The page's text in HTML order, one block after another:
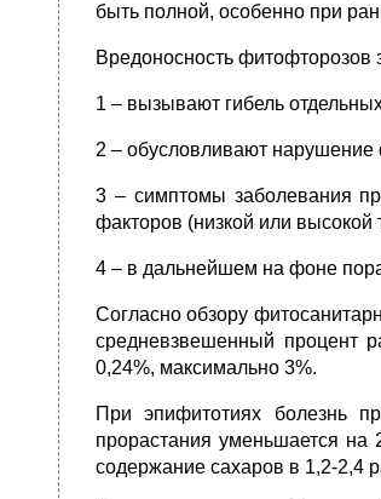
быть полной, особенно при
Вредоносность
1 – вызывают гибель
2 – обусловливают нарушение
3 – симптомы заболевания
факторов (низкой или высокой
4 – в дальнейшем на фоне
Согласно обзору
средневзвешенный процент
0,24%, максимально 3%.
При эпифитотиях болезнь
прорастания уменьшается
содержание сахаров в 1,2-2,4